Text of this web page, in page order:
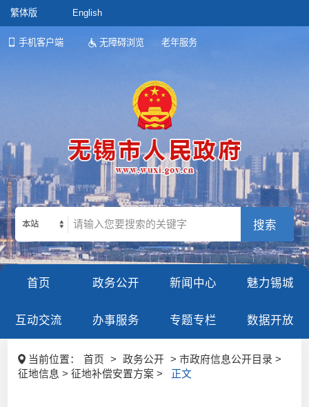
繁体版 English
手机客户端 无障碍浏览 老年服务
本站
首页 政务公开 新闻中心 魅力锡城
互动交流 办事服务 专题专栏 数据开放
当前位置： 首页 > 政务公开
> 市政府信息公开目录 >
征地信息 > 征地补偿安置方案 >
正文